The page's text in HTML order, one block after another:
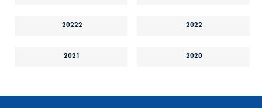
20222 2022
2021 2020